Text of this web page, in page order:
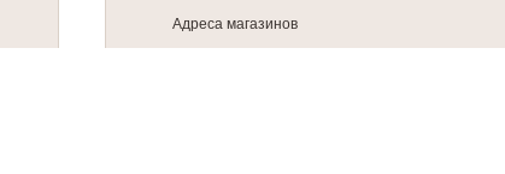
Адреса магазинов